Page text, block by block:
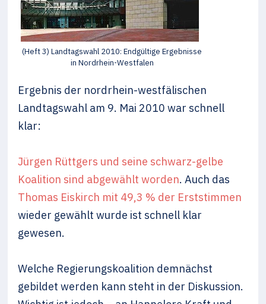
(Heft 3) Landtagswahl 2010: Endgültige Ergebnisse
in Nordrhein-Westfalen
Ergebnis der nordrhein-westfälischen
Landtagswahl am 9. Mai 2010 war schnell
klar:
Jürgen Rüttgers und seine schwarz-gelbe
Koalition sind abgewählt worden. Auch das
Thomas Eiskirch mit 49,3 % der Erststimmen
wieder gewählt wurde ist schnell klar
gewesen.
Welche Regierungskoalition demnächst
gebildet werden kann steht in der Diskussion.